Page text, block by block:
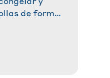
y
de forma
más